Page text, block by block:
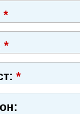
*
*
*